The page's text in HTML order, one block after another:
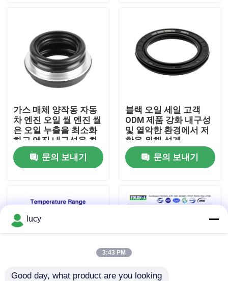
동영상
회사 소개
공장 투어
품질 관리
충돌 O링
가스 매체 양작동 자동
차 엔진 오일 씰 엔진 씰
은 오일 누출을 최소화
하고 엔진 내구성을 최
대화하도록 설계되었습
니다.
문의 보내기
블랙 오일 세일 고객
ODM 제품 강화 내구성
및 열악한 환경에서 저
항을 위해 설계
문의 보내기
lucy
3:43 PM
Good day, what product are you looking